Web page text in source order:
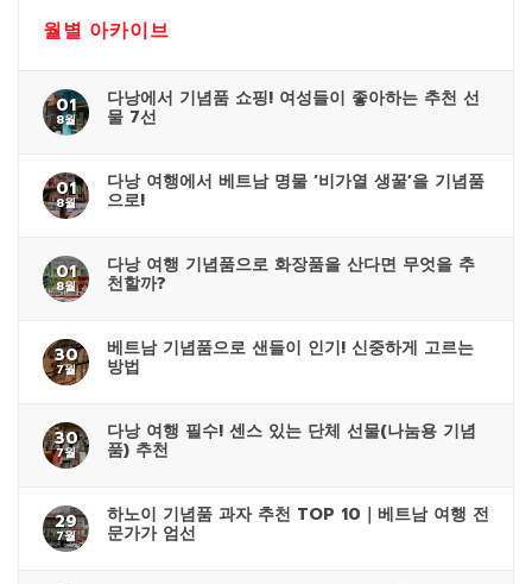
월별 아카이브
01
8월
다낭에서 기념품 쇼핑! 여성들이 좋아하는 추천 선
물 7선
01
8월
다낭 여행에서 베트남 명물 ‘비가열 생꿀’을 기념품
으로!
01
8월
다낭 여행 기념품으로 화장품을 산다면 무엇을 추
천할까?
30
7월
베트남 기념품으로 샌들이 인기! 신중하게 고르는
방법
30
7월
다낭 여행 필수! 센스 있는 단체 선물(나눔용 기념
품) 추천
29
7월
하노이 기념품 과자 추천 TOP 10｜베트남 여행 전
문가가 엄선